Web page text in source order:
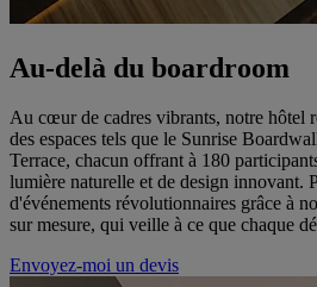
Au-delà du boardroom
Au cœur de cadres vibrants, notre hôtel
des espaces tels que le Sunrise
Terrace, chacun offrant à 180
lumière naturelle et de design innovant.
d'événements révolutionnaires grâce à
sur mesure, qui veille à ce que chaque
Envoyez-moi un devis